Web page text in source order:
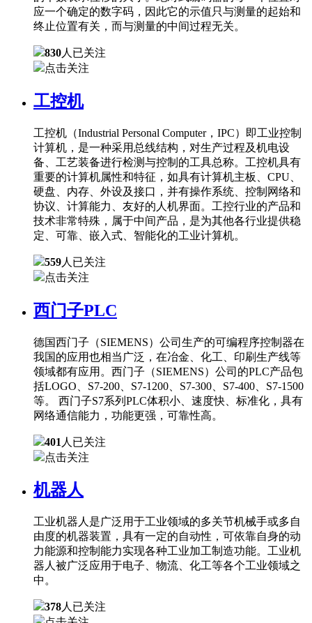
应一个确定的数字码，因此它的示值只与测量的起始和
终止位置有关，而与测量的中间过程无关。
830人已关注
点击关注
工控机
工控机（Industrial Personal Computer，IPC）即工业控制
计算机，是一种采用总线结构，对生产过程及机电设
备、工艺装备进行检测与控制的工具总称。工控机具有
重要的计算机属性和特征，如具有计算机主板、CPU、
硬盘、内存、外设及接口，并有操作系统、控制网络和
协议、计算能力、友好的人机界面。工控行业的产品和
技术非常特殊，属于中间产品，是为其他各行业提供稳
定、可靠、嵌入式、智能化的工业计算机。
559人已关注
点击关注
西门子PLC
德国西门子（SIEMENS）公司生产的可编程序控制器在
我国的应用也相当广泛，在冶金、化工、印刷生产线等
领域都有应用。西门子（SIEMENS）公司的PLC产品包
括LOGO、S7-200、S7-1200、S7-300、S7-400、S7-1500
等。 西门子S7系列PLC体积小、速度快、标准化，具有
网络通信能力，功能更强，可靠性高。
401 人已关注
点击关注
机器人
工业机器人是广泛用于工业领域的多关节机械手或多自
由度的机器装置，具有一定的自动性，可依靠自身的动
力能源和控制能力实现各种工业加工制造功能。工业机
器人被广泛应用于电子、物流、化工等各个工业领域之
中。
378人已关注